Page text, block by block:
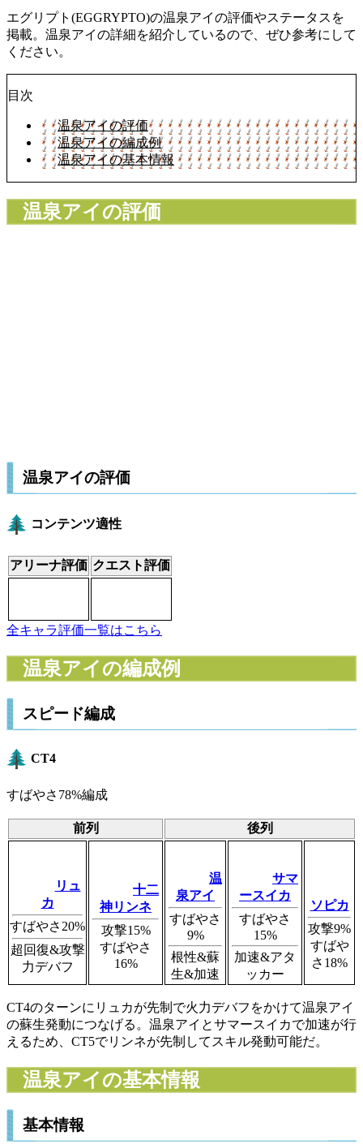
エグリプト(EGGRYPTO)の温泉アイの評価やステータスを
掲載。温泉アイの詳細を紹介しているので、ぜひ参考にして
ください。
目次
温泉アイの評価
温泉アイの編成例
温泉アイの基本情報
温泉アイの評価
温泉アイの評価
コンテンツ適性
アリーナ評価 クエスト評価
全キャラ評価一覧はこちら
温泉アイの編成例
スピード編成
CT4
すばやさ78%編成
前列 後列
リュ
カ
すばやさ20%
超回復&攻撃
力デバフ
十二
神リンネ
攻撃15%
すばやさ
16%
温
泉アイ
すばやさ
9%
根性&蘇
生&加速
サマ
ースイカ
すばやさ
15%
加速&アタ
ッカー
ソピカ
攻撃9%
すばや
さ18%
CT4のターンにリュカが先制で火力デバフをかけて温泉アイ
の蘇生発動につなげる。温泉アイとサマースイカで加速が行
えるため、CT5でリンネが先制してスキル発動可能だ。
温泉アイの基本情報
基本情報